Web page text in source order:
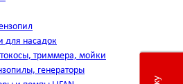
для насадок
триммера, мойки
генераторы